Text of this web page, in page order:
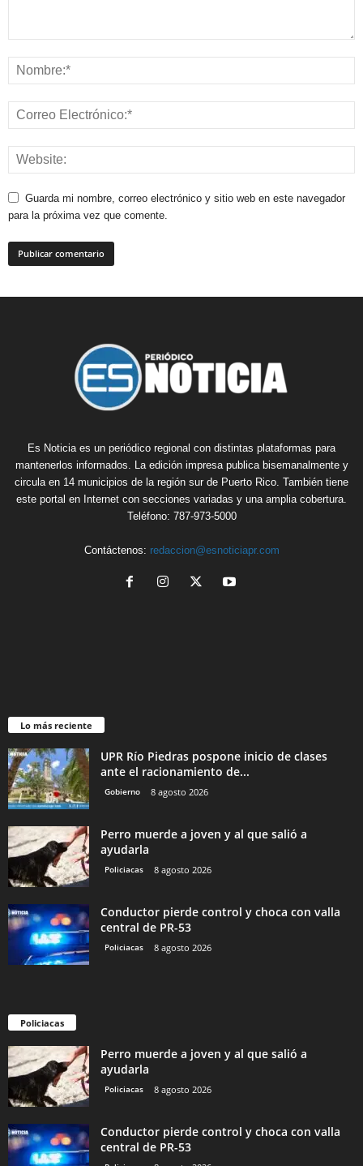
Guarda mi nombre, correo electrónico y sitio web en este navegador
para la próxima vez que comente.
Es Noticia es un periódico regional con distintas plataformas para
mantenerlos informados. La edición impresa publica bisemanalmente y
circula en 14 municipios de la región sur de Puerto Rico. También tiene
este portal en Internet con secciones variadas y una amplia cobertura.
Teléfono: 787-973-5000
Contáctenos: redaccion@esnoticiapr.com
Lo más reciente
UPR Río Piedras pospone inicio de clases
ante el racionamiento de...
Gobierno 8 agosto 2026
Perro muerde a joven y al que salió a
ayudarla
Policiacas 8 agosto 2026
Conductor pierde control y choca con valla
central de PR-53
Policiacas 8 agosto 2026
Policiacas
Perro muerde a joven y al que salió a
ayudarla
Policiacas 8 agosto 2026
Conductor pierde control y choca con valla
central de PR-53